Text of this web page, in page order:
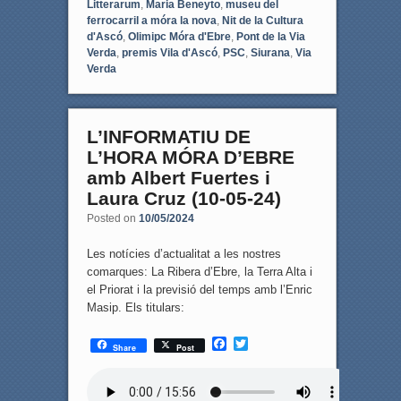
Litterarum, Maria Beneyto, museu del
ferrocarril a móra la nova, Nit de la Cultura
d'Ascó, Olimipc Móra d'Ebre, Pont de la Via
Verda, premis Vila d'Ascó, PSC, Siurana, Via
Verda
L’INFORMATIU DE
L’HORA MÓRA D’EBRE
amb Albert Fuertes i
Laura Cruz (10-05-24)
Posted on 10/05/2024
Les notícies d’actualitat a les nostres
comarques: La Ribera d’Ebre, la Terra Alta i
el Priorat i la previsió del temps amb l’Enric
Masip. Els titulars:
Share Post
F
T